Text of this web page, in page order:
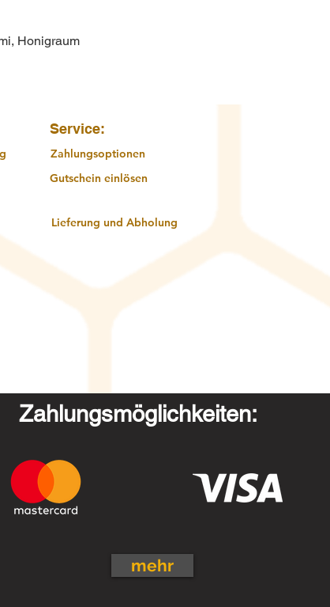
Honigraum
Service:
Zahlungsoptionen
Gutschein einlösen
Lieferung und Abholung
Zahlungsmöglichkeiten:
mehr